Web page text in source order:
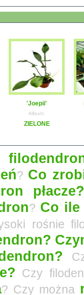
'Joepii'
Album:
ZIELONE
? Co
? Co ile
rośnie
Czy
? Czy można